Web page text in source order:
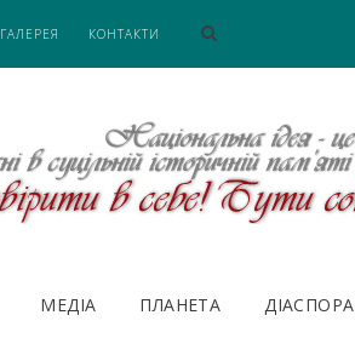
ГАЛЕРЕЯ КОНТАКТИ
МЕДІА ПЛАНЕТА ДІАСПОРА